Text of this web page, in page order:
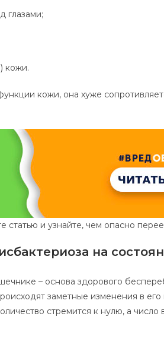
глазами;
кожи.
кожи, она хуже
статью и узнайте, чем опасно
на
– основа здорового
заметные изменения в
стремится к нулю, а